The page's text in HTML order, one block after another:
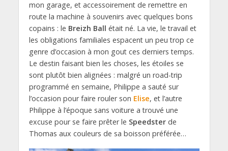
mon garage, et accessoirement de remettre en
route la machine à souvenirs avec quelques bons
copains : le Breizh Ball était né. La vie, le travail et
les obligations familiales espacent un peu trop ce
genre d’occasion à mon gout ces derniers temps.
Le destin faisant bien les choses, les étoiles se
sont plutôt bien alignées : malgré un road-trip
programmé en semaine, Philippe a sauté sur
l’occasion pour faire rouler son Elise, et l’autre
Philippe à l’époque sans voiture a trouvé une
excuse pour se faire prêter le Speedsterde
Thomas aux couleurs de sa boisson préférée…